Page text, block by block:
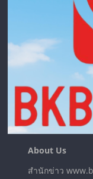
About Us
สำนักข่าว